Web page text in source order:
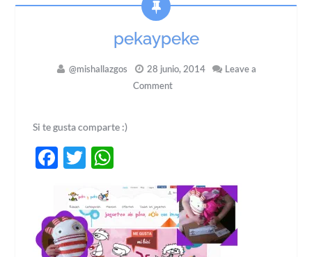
pekaypeke
@mishallazgos 28 junio, 2014
Leave a
Comment
Si te gusta comparte :)
Facebook
Twitter